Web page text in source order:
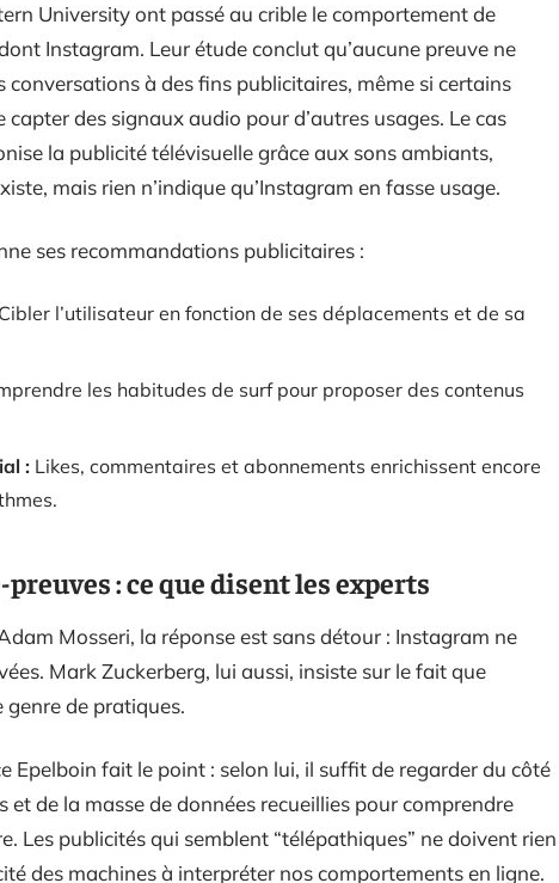
University ont passé au crible le comportement de
Instagram. Leur étude conclut qu’aucune preuve ne
à des fins publicitaires, même si certains
des signaux audio pour d’autres usages. Le cas
la publicité télévisuelle grâce aux sons ambiants,
mais rien n’indique qu’Instagram en fasse usage.
ses recommandations publicitaires :
Cibler l’utilisateur en fonction de ses déplacements et de sa
les habitudes de surf pour proposer des contenus
: Likes, commentaires et abonnements enrichissent encore
: ce que disent les experts
Mosseri, la réponse est sans détour : Instagram ne
Mark Zuckerberg, lui aussi, insiste sur le fait que
genre de pratiques.
Epelboin fait le point : selon lui, il suffit de regarder du côté
et de la masse de données recueillies pour comprendre
Les publicités qui semblent “télépathiques” ne doivent rien
des machines à interpréter nos comportements en ligne.